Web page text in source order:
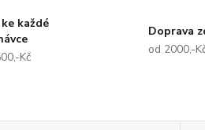
každé
Kč
Doprava
od 2000,-